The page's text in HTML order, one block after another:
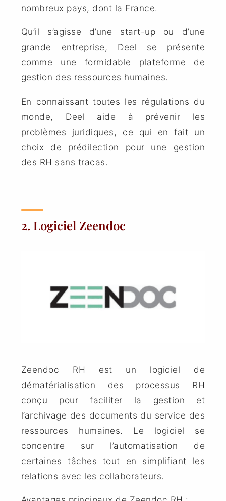
nombreux pays, dont la France.
Qu’il s’agisse d’une start-up ou d’une
grande entreprise, Deel se présente
comme une formidable plateforme de
gestion des ressources humaines.
En connaissant toutes les régulations du
monde, Deel aide à prévenir les
problèmes juridiques, ce qui en fait un
choix de prédilection pour une gestion
des RH sans tracas.
2. Logiciel Zeendoc
Zeendoc RH est un logiciel de
dématérialisation des processus RH
conçu pour faciliter la gestion et
l’archivage des documents du service des
ressources humaines. Le logiciel se
concentre sur l’automatisation de
certaines tâches tout en simplifiant les
relations avec les collaborateurs.